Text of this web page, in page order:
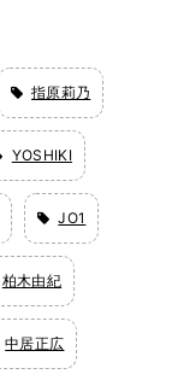
指原莉乃
YOSHIKI
JO1
柏木由紀
中居正広